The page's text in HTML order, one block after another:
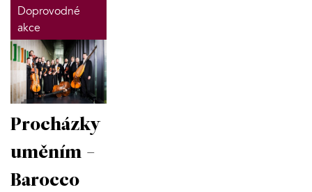
Doprovodné
akce
Procházky
uměním -
Barocco